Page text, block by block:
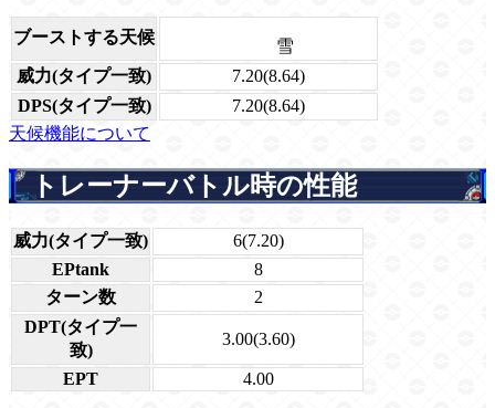
ブーストする天候
雪
威力(タイプ一致)
7.20(8.64)
DPS(タイプ一致)
7.20(8.64)
天候機能について
トレーナーバトル時の性能
威力(タイプ一致)
6(7.20)
EPtank
8
ターン数
2
DPT(タイプ一
致)
3.00(3.60)
EPT 4.00